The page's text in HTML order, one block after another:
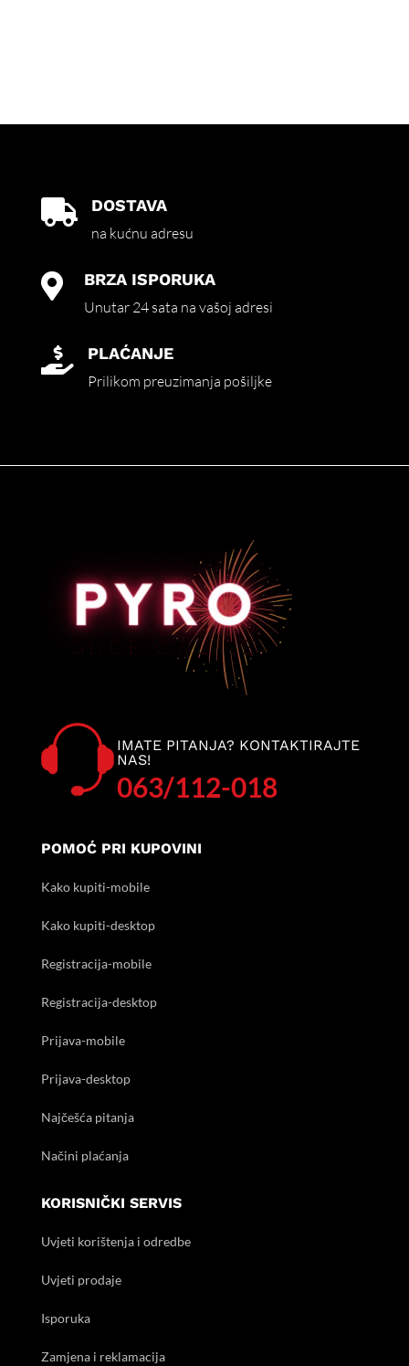
 DOSTAVA
na kućnu adresu
 BRZA ISPORUKA
Unutar 24 sata na vašoj adresi
 PLAĆANJE
Prilikom preuzimanja pošiljke
IMATE PITANJA? KONTAKTIRAJTE
NAS!
063/112-018
POMOĆ PRI KUPOVINI
Kako kupiti-mobile
Kako kupiti-desktop
Registracija-mobile
Registracija-desktop
Prijava-mobile
Prijava-desktop
Najčešća pitanja
Načini plaćanja
KORISNIČKI SERVIS
Uvjeti korištenja i odredbe
Uvjeti prodaje
Isporuka
Zamjena i reklamacija